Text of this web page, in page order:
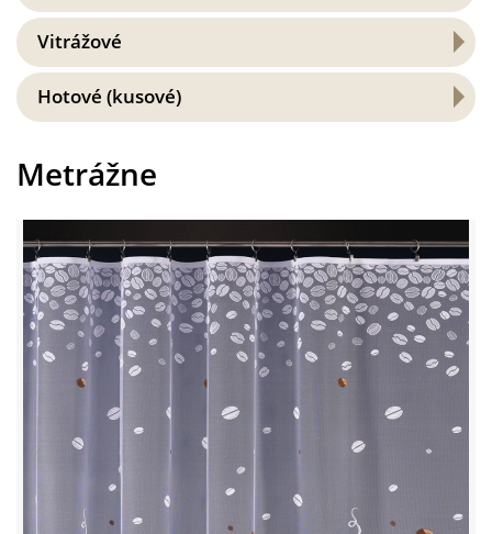
Vitrážové
Hotové (kusové)
Metrážne